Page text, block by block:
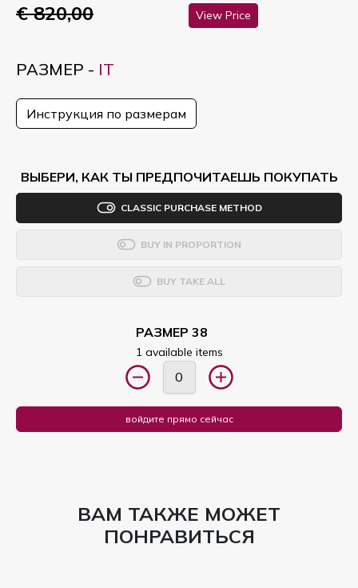
€ 820,00 View Price
РАЗМЕР - IT
Инструкция по размерам
ВЫБЕРИ, КАК ТЫ ПРЕДПОЧИТАЕШЬ ПОКУПАТЬ
CLASSIC PURCHASE METHOD
BUY IN PROPORTION
BUY TAKE ALL
РАЗМЕР 38
1 available items
войдите прямо сейчас
ВАМ ТАКЖЕ МОЖЕТ
ПОНРАВИТЬСЯ